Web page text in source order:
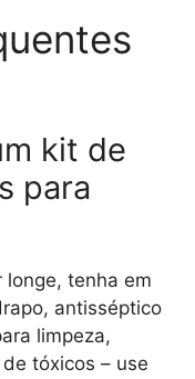
kit de
para
longe, tenha em
antisséptico
limpeza,
tóxicos – use